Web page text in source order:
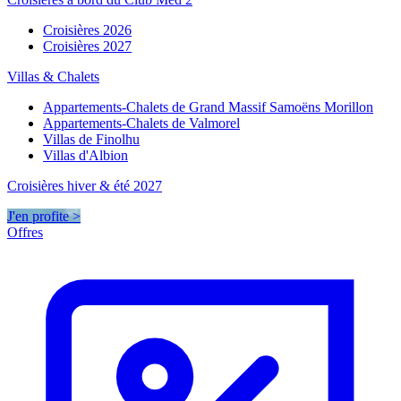
Croisières 2026
Croisières 2027
Villas & Chalets
Appartements-Chalets de Grand Massif Samoëns Morillon
Appartements-Chalets de Valmorel
Villas de Finolhu
Villas d'Albion
Croisières hiver & été 2027
J'en profite >
Offres